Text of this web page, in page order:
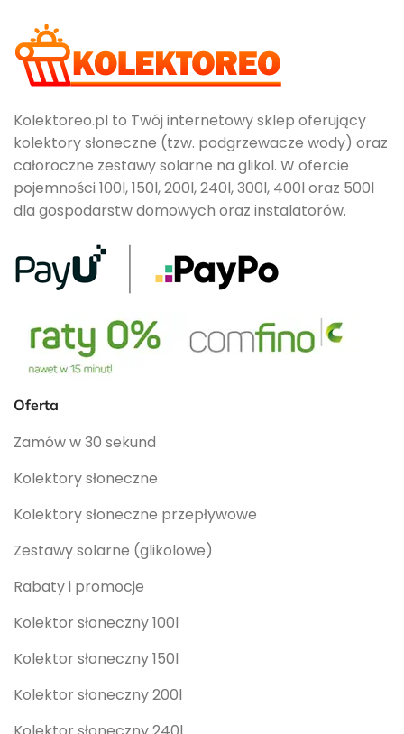
Kolektoreo.pl to Twój internetowy sklep oferujący
kolektory słoneczne (tzw. podgrzewacze wody) oraz
całoroczne zestawy solarne na glikol. W ofercie
pojemności 100l, 150l, 200l, 240l, 300l, 400l oraz 500l
dla gospodarstw domowych oraz instalatorów.
Oferta
Zamów w 30 sekund
Kolektory słoneczne
Kolektory słoneczne przepływowe
Zestawy solarne (glikolowe)
Rabaty i promocje
Kolektor słoneczny 100l
Kolektor słoneczny 150l
Kolektor słoneczny 200l